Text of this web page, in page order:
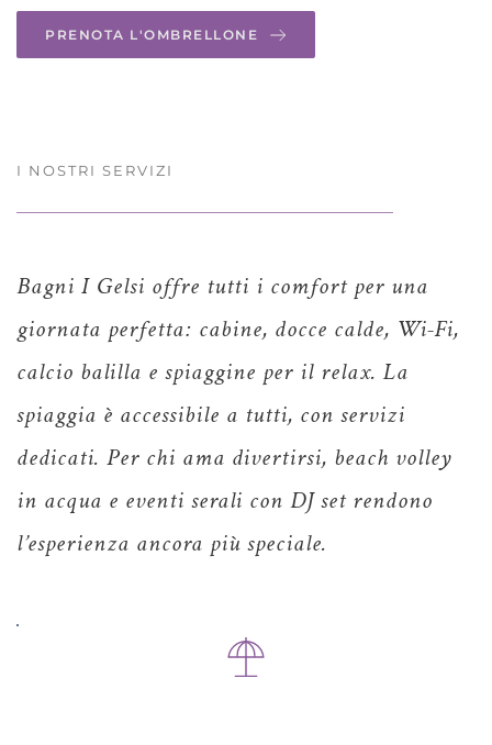
PRENOTA L'OMBRELLONE
I NOSTRI SERVIZI
Bagni I Gelsi offre tutti i comfort per una
giornata perfetta: cabine, docce calde, Wi-Fi,
calcio balilla e spiaggine per il relax. La
spiaggia è accessibile a tutti, con servizi
dedicati. Per chi ama divertirsi, beach volley
in acqua e eventi serali con DJ set rendono
l’esperienza ancora più speciale.